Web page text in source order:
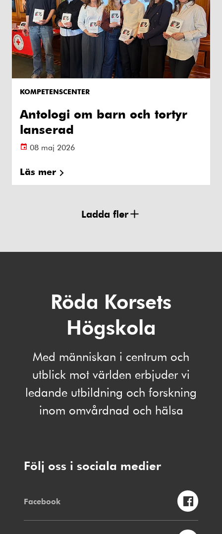
KOMPETENSCENTER
Antologi om barn och tortyr
lanserad
08 maj 2026
Läs mer
Ladda fler
Röda Korsets
Högskola
Med människan i centrum och
utblick mot världen erbjuder vi
ledande utbildning och forskning
inom omvårdnad och hälsa
Följ oss i sociala medier
Facebook